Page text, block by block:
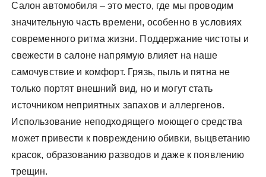
Салон автомобиля – это место, где мы проводим
значительную часть времени, особенно в условиях
современного ритма жизни. Поддержание чистоты и
свежести в салоне напрямую влияет на наше
самочувствие и комфорт. Грязь, пыль и пятна не
только портят внешний вид, но и могут стать
источником неприятных запахов и аллергенов.
Использование неподходящего моющего средства
может привести к повреждению обивки, выцветанию
красок, образованию разводов и даже к появлению
трещин.